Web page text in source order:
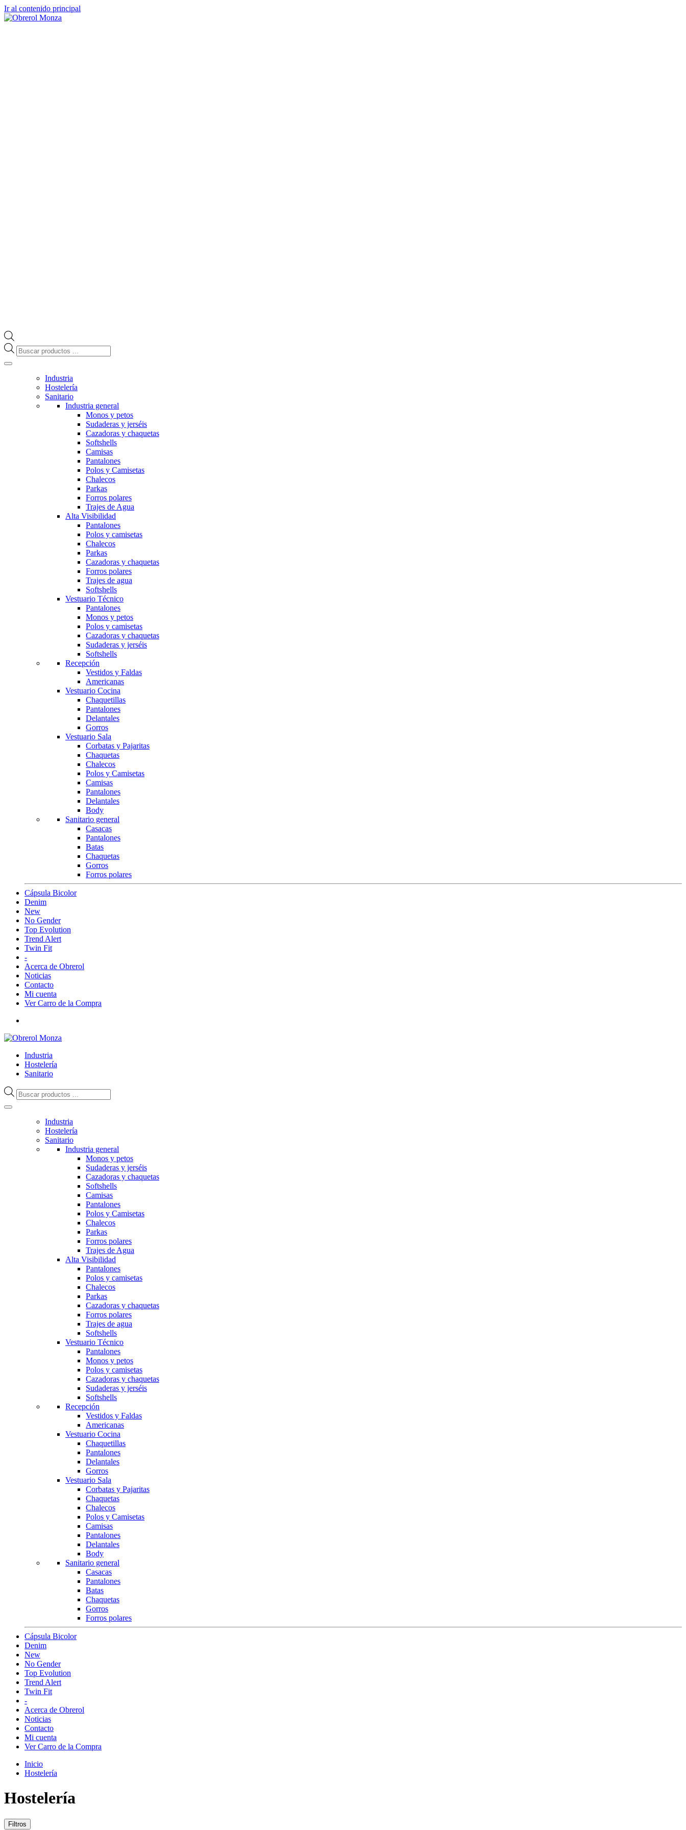
Ir al contenido principal
Búsqueda
de
Industria
Hostelería
Sanitario
Industria general
Monos y petos
Sudaderas y jerséis
Cazadoras y chaquetas
Softshells
Camisas
Pantalones
Polos y Camisetas
Chalecos
Parkas
Forros polares
Trajes de Agua
Alta Visibilidad
Pantalones
Polos y camisetas
Chalecos
Parkas
Cazadoras y chaquetas
Forros polares
Trajes de agua
Softshells
Vestuario Técnico
Pantalones
Monos y petos
Polos y camisetas
Cazadoras y chaquetas
Sudaderas y jerséis
Softshells
Recepción
Vestidos y Faldas
Americanas
Vestuario Cocina
Chaquetillas
Pantalones
Delantales
Gorros
Vestuario Sala
Corbatas y Pajaritas
Chaquetas
Chalecos
Polos y Camisetas
Camisas
Pantalones
Delantales
Body
Sanitario general
Casacas
Pantalones
Batas
Chaquetas
Gorros
Forros polares
Cápsula Bicolor
Denim
New
No Gender
Top Evolution
Trend Alert
Twin Fit
-
Acerca de Obrerol
Noticias
Contacto
Mi cuenta
Ver Carro de la Compra
Industria
Hostelería
Sanitario
Búsqueda
de
Industria
Hostelería
Sanitario
Industria general
Monos y petos
Sudaderas y jerséis
Cazadoras y chaquetas
Softshells
Camisas
Pantalones
Polos y Camisetas
Chalecos
Parkas
Forros polares
Trajes de Agua
Alta Visibilidad
Pantalones
Polos y camisetas
Chalecos
Parkas
Cazadoras y chaquetas
Forros polares
Trajes de agua
Softshells
Vestuario Técnico
Pantalones
Monos y petos
Polos y camisetas
Cazadoras y chaquetas
Sudaderas y jerséis
Softshells
Recepción
Vestidos y Faldas
Americanas
Vestuario Cocina
Chaquetillas
Pantalones
Delantales
Gorros
Vestuario Sala
Corbatas y Pajaritas
Chaquetas
Chalecos
Polos y Camisetas
Camisas
Pantalones
Delantales
Body
Sanitario general
Casacas
Pantalones
Batas
Chaquetas
Gorros
Forros polares
Cápsula Bicolor
Denim
New
No Gender
Top Evolution
Trend Alert
Twin Fit
-
Acerca de Obrerol
Noticias
Contacto
Mi cuenta
Ver Carro de la Compra
Inicio
Hostelería
Hostelería
Filtros